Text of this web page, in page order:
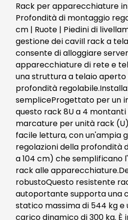
Rack per apparecchiature
Profondità di montaggio
cm | Ruote | Piedini di
gestione dei caviIl rack a
consente di alloggiare
apparecchiature di rete e
una struttura a telaio
profondità
sempliceProgettato per un
questo rack 8U a 4
marcature per unità rack
facile lettura, con un'ampia
regolazioni della profondità
a 104 cm) che semplificano
rack alle
robustoQuesto resistente
autoportante supporta una
statico massima di 544 kg
carico dinamico di 300 kg.